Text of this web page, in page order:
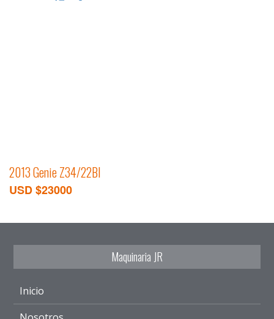
2013 Genie Z34/22BI
USD $23000
Maquinaria JR
Inicio